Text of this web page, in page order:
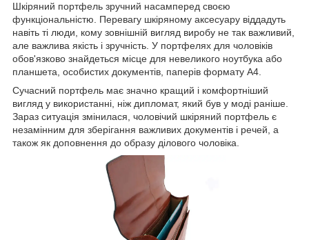
Шкіряний портфель зручний насамперед своєю
функціональністю. Перевагу шкіряному аксесуару віддадуть
навіть ті люди, кому зовнішній вигляд виробу не так важливий,
але важлива якість і зручність. У портфелях для чоловіків
обов'язково знайдеться місце для невеликого ноутбука або
планшета, особистих документів, паперів формату А4.
Сучасний портфель має значно кращий і комфортніший
вигляд у використанні, ніж дипломат, який був у моді раніше.
Зараз ситуація змінилася, чоловічий шкіряний портфель є
незамінним для зберігання важливих документів і речей, а
також як доповнення до образу ділового чоловіка.